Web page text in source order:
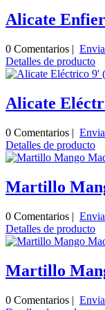
Alicate
0 Comentarios |
Detalles de producto
Alicate
0 Comentarios |
Detalles de producto
Martillo
0 Comentarios |
Detalles de producto
Martillo
0 Comentarios |